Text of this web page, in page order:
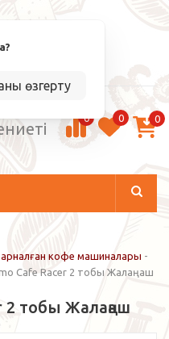
өзгерту
0 0 0
арналған кофе машиналары -
Cafe Racer 2 тобы Жалаңаш
2 тобы Жалаңаш